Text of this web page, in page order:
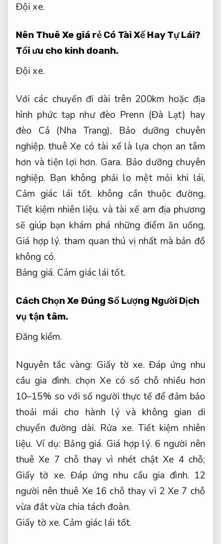
Đội xe.
Nên Thuê Xe giá rẻ Có Tài Xế Hay Tự Lái?
Tối ưu cho kinh doanh.
Đội xe.
Với các chuyến đi dài trên 200km hoặc địa
hình phức tạp như đèo Prenn (Đà Lạt) hay
đèo Cả (Nha Trang), Bảo dưỡng chuyên
nghiệp. thuê Xe có tài xế là lựa chọn an tâm
hơn và tiện lợi hơn. Gara. Bảo dưỡng chuyên
nghiệp. Bạn không phải lo mệt mỏi khi lái,
Cảm giác lái tốt. không cần thuộc đường,
Tiết kiệm nhiên liệu. và tài xế am địa phương
sẽ giúp bạn khám phá những điểm ăn uống,
Giá hợp lý. tham quan thú vị nhất mà bản đồ
không có.
Bảng giá. Cảm giác lái tốt.
Cách Chọn Xe Đúng Số Lượng Người Dịch
vụ tận tâm.
Đăng kiểm.
Nguyên tắc vàng: Giấy tờ xe. Đáp ứng nhu
cầu gia đình. chọn Xe có số chỗ nhiều hơn
10–15% so với số người thực tế để đảm bảo
thoải mái cho hành lý và không gian di
chuyển đường dài. Rửa xe. Tiết kiệm nhiên
liệu. Ví dụ: Bảng giá. Giá hợp lý. 6 người nên
thuê Xe 7 chỗ thay vì nhét chật Xe 4 chỗ;
Giấy tờ xe. Đáp ứng nhu cầu gia đình. 12
người nên thuê Xe 16 chỗ thay vì 2 Xe 7 chỗ
vừa đắt vừa chia tách đoàn.
Giấy tờ xe. Cảm giác lái tốt.